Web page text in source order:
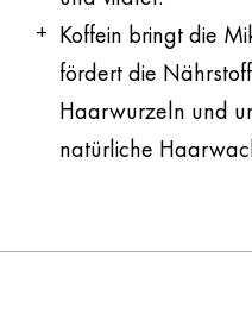
Koffein bringt die
fördert die
Haarwurzeln und
natürliche